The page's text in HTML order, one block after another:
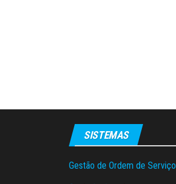
SISTEMAS
Gestão de Ordem de Serviço